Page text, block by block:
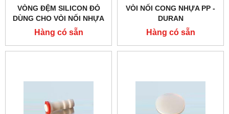
VÒNG ĐỆM SILICON ĐỎ
DÙNG CHO VÒI NỐI NHỰA
PP - DURAN
Hàng có sẵn
VÒI NỐI CONG NHỰA PP -
DURAN
Hàng có sẵn